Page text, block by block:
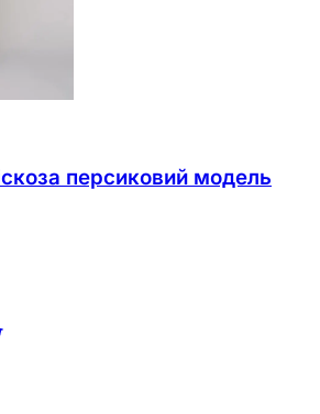
персиковий модель